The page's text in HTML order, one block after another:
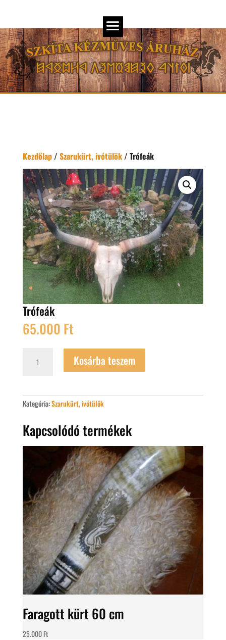
Kezdőlap/ Szarukürt, ivótülök/ Trófeák
Trófeák
65.000 Ft
mennyiség
Kosárba teszem
Kategória:Szarukürt, ivótülök
Kapcsolódó termékek
Faragott kürt 60 cm
25.000Ft